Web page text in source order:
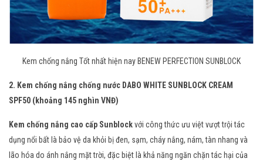
Kem chống nắng Tốt nhất hiện nay BENEW PERFECTION SUNBLOCK
2. Kem chống nắng chống nước DABO WHITE SUNBLOCK CREAM
SPF50 (khoảng 145 nghìn VNĐ)
Kem chống nắng cao cấp Sunblockvới công thức ưu việt vượt trội tác
dụng nổi bất là bảo vệ da khỏi bị đen, sạm, cháy nắng, nám, tàn nhang và
lão hóa do ánh nắng mặt trời, đặc biệt là khả năng ngăn chặn tác hại của